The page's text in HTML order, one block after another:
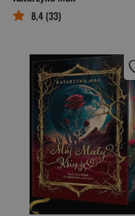
8,4 (33)